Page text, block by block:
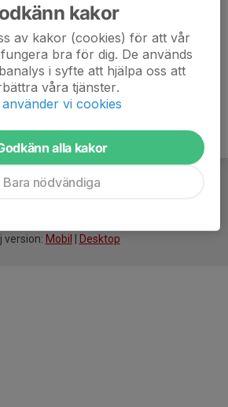
version: Mobil Desktop
kakor
av kakor (cookies) för att vår
bra för dig. De används
i syfte att hjälpa oss att
våra tjänster.
använder vi cookies
alla kakor
Bara nödvändiga